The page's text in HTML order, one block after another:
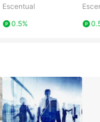
- Pore Purifying Foa
Escentual
0.5%
-
ng